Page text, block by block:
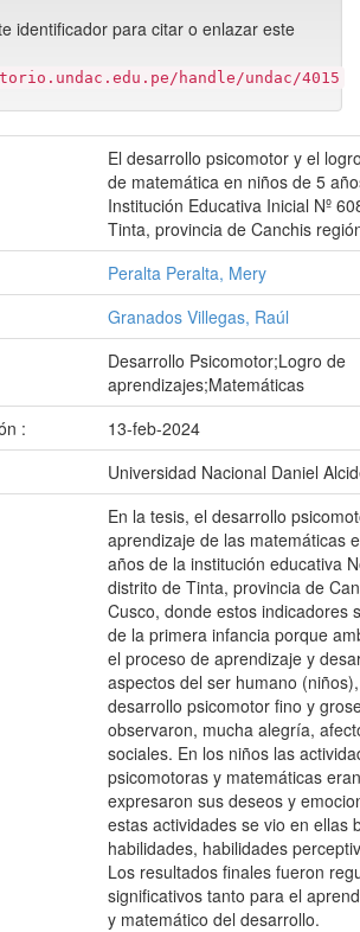
identificador para citar o enlazar este
handle/undac/4015
El desarrollo psicomotor y el
de matemática en niños de 5
Institución Educativa Inicial Nº
Tinta, provincia de Canchis
Peralta Peralta, Mery
Granados Villegas, Raúl
Desarrollo Psicomotor;Logro de
aprendizajes;Matemáticas
:
13-feb-2024
Universidad Nacional Daniel
En la tesis, el desarrollo
aprendizaje de las matemáticas
años de la institución educativa
distrito de Tinta, provincia de
Cusco, donde estos indicadores
de la primera infancia porque
el proceso de aprendizaje y
aspectos del ser humano
desarrollo psicomotor fino y
observaron, mucha alegría,
sociales. En los niños las
psicomotoras y matemáticas
expresaron sus deseos y
estas actividades se vio en ellas
habilidades, habilidades
Los resultados finales fueron
significativos tanto para el
y matemático del desarrollo.